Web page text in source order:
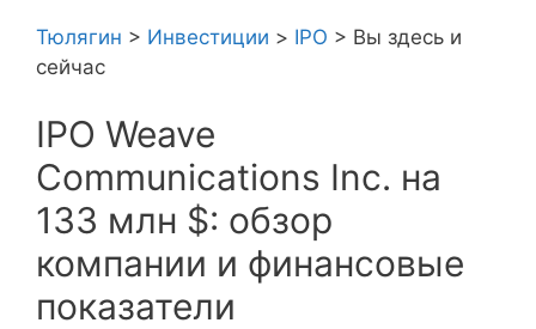
Тюлягин > Инвестиции > IPO > Вы здесь и
сейчас
IPO Weave
Communications Inc. на
133 млн $: обзор
компании и финансовые
показатели